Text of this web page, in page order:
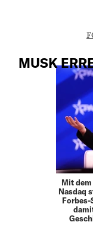
MUSK
Mit dem
Nasdaq
Forbes-